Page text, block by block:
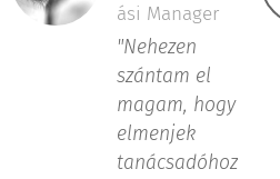
ási Manager
"Nehezen
szántam el
magam, hogy
elmenjek
tanácsadóhoz